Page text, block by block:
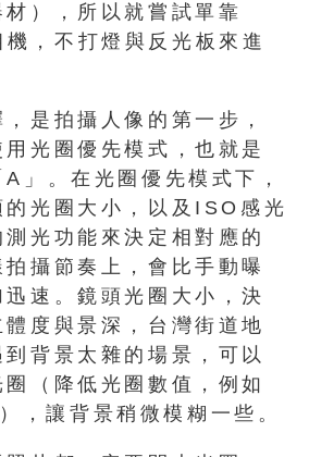
），所以就嘗試單靠
，不打燈與反光板來進
是拍攝人像的第一步，
光圈優先模式，也就是
」。在光圈優先模式下，
的光圈大小，以及ISO感光
光功能來決定相對應的
攝節奏上，會比手動曝
速。鏡頭光圈大小，決
度與景深，台灣街道地
背景太雜的場景，可以
（降低光圈數值，例如
，讓背景稍微模糊一些。